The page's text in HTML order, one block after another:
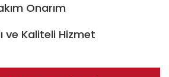
Onarım
ve Kaliteli Hizmet